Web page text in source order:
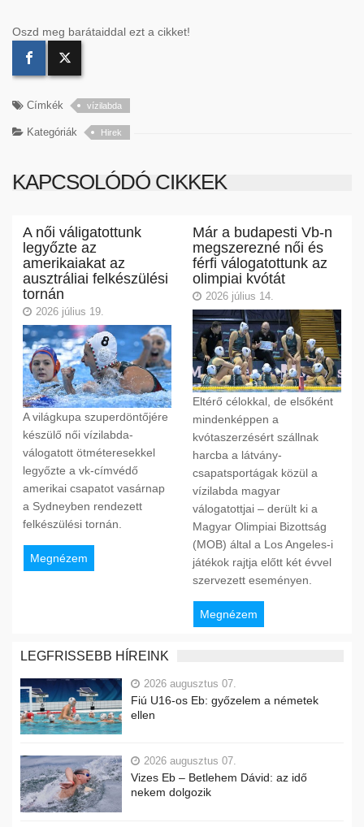
Oszd meg barátaiddal ezt a cikket!
Címkék vízilabda
Kategóriák Hirek
KAPCSOLÓDÓ CIKKEK
A női váligatottunk
legyőzte az
amerikaiakat az
ausztráliai felkészülési
tornán
2026 július 19.
A világkupa szuperdöntőjére
készülő női vízilabda-
válogatott ötméteresekkel
legyőzte a vk-címvédő
amerikai csapatot vasárnap
a Sydneyben rendezett
felkészülési tornán.
Megnézem
Már a budapesti Vb-n
megszerezné női és
férfi válogatottunk az
olimpiai kvótát
2026 július 14.
Eltérő célokkal, de elsőként
mindenképpen a
kvótaszerzésért szállnak
harcba a látvány-
csapatsportágak közül a
vízilabda magyar
válogatottjai – derült ki a
Magyar Olimpiai Bizottság
(MOB) által a Los Angeles-i
játékok rajtja előtt két évvel
szervezett eseményen.
Megnézem
LEGFRISSEBB HÍREINK
2026 augusztus 07.
Fiú U16-os Eb: győzelem a németek
ellen
2026 augusztus 07.
Vizes Eb – Betlehem Dávid: az idő
nekem dolgozik